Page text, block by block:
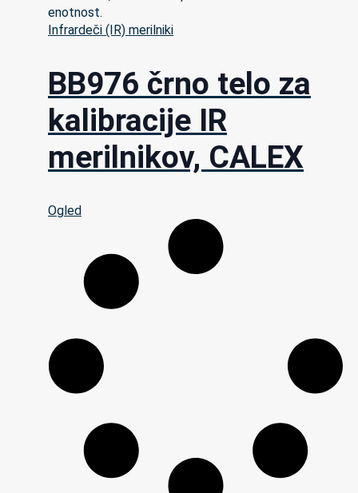
Infrardeči (IR) merilniki
BB976 črno telo za
kalibracije IR
merilnikov, CALEX
Ogled